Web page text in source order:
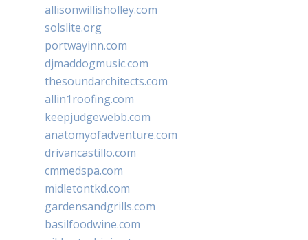
allisonwillisholley.com
solslite.org
portwayinn.com
djmaddogmusic.com
thesoundarchitects.com
allin1roofing.com
keepjudgewebb.com
anatomyofadventure.com
drivancastillo.com
cmmedspa.com
midletontkd.com
gardensandgrills.com
basilfoodwine.com